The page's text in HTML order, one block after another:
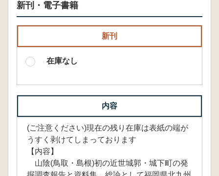
新刊・電子書籍
新刊
在庫なし
内容
(ご注意ください)現在の残り在庫は表紙の端が
うすく剥けてしまっております
【内容】
山陰(鳥取・島根)初の近世城郭・城下町の発